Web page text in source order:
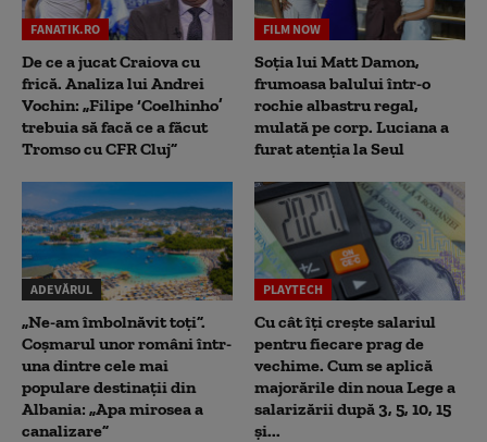
FANATIK.RO
De ce a jucat Craiova cu
frică. Analiza lui Andrei
Vochin: „Filipe ‘Coelhinho’
trebuia să facă ce a făcut
Tromso cu CFR Cluj”
FILM NOW
Soția lui Matt Damon,
frumoasa balului într-o
rochie albastru regal,
mulată pe corp. Luciana a
furat atenția la Seul
ADEVĂRUL
„Ne-am îmbolnăvit toți”.
Coșmarul unor români într-
una dintre cele mai
populare destinații din
Albania: „Apa mirosea a
canalizare”
PLAYTECH
Cu cât îți crește salariul
pentru fiecare prag de
vechime. Cum se aplică
majorările din noua Lege a
salarizării după 3, 5, 10, 15
și...